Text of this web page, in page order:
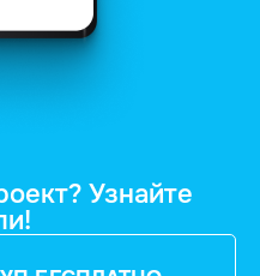
Узнайте